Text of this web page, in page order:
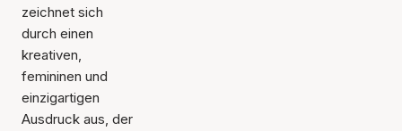
zeichnet sich
durch einen
kreativen,
femininen und
einzigartigen
Ausdruck aus, der